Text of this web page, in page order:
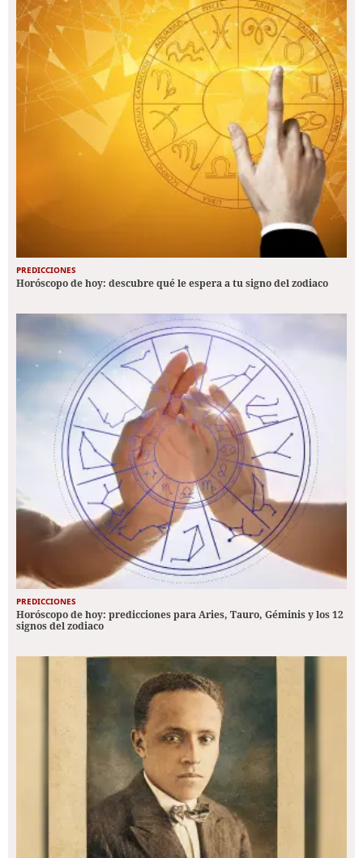
PREDICCIONES
Horóscopo de hoy: descubre qué le espera a tu signo del zodiaco
PREDICCIONES
Horóscopo de hoy: predicciones para Aries, Tauro, Géminis y los 12
signos del zodiaco